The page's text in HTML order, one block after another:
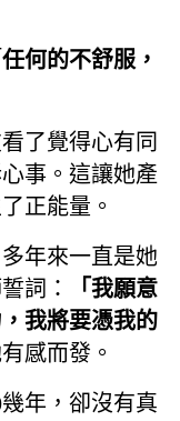
任何的不舒服，
了覺得心有同
事。這讓她產
正能量。
年來一直是她
詞：
「我願意
我將要憑我的
感而發。
年，卻沒有真